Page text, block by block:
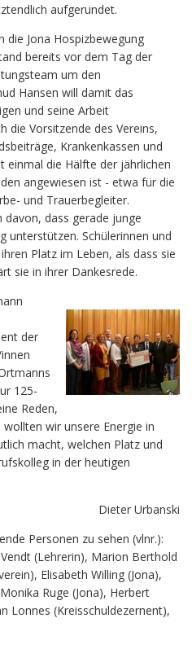
aufgerundet.
die Jona Hospizbewegung
bereits vor dem Tag der
um den
Hansen will damit das
und seine Arbeit
die Vorsitzende des Vereins,
Krankenkassen und
einmal die Hälfte der jährlichen
angewiesen ist - etwa für die
und Trauerbegleiter.
davon, dass gerade junge
unterstützen. Schülerinnen und
Platz im Leben, als dass sie
sie in ihrer Dankesrede.
der
125-
Reden,
wir unsere Energie in
macht, welchen Platz und
in der heutigen
Dieter Urbanski
Personen zu sehen (vlnr.):
(Lehrerin), Marion Berthold
Elisabeth Willing (Jona),
Ruge (Jona), Herbert
Lonnes (Kreisschuldezernent),